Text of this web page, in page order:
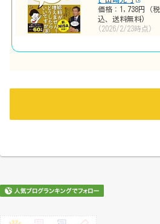
価格：1,738円（税
込、送料無料)
(2026/2/23時点)